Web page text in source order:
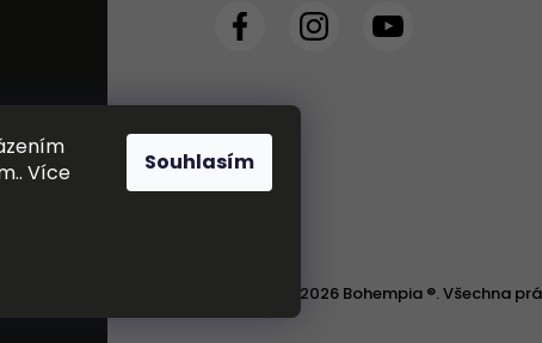
Více
Souhlasím
Copyright 2026 Bohempia ®. Všechna